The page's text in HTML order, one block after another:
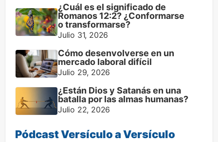
¿Cuál es el significado de
Romanos 12:2? ¿Conformarse
o transformarse?
Julio 31, 2026
Cómo desenvolverse en un
mercado laboral difícil
Julio 29, 2026
¿Están Dios y Satanás en una
batalla por las almas humanas?
Julio 22, 2026
Pódcast Versículo a Versículo